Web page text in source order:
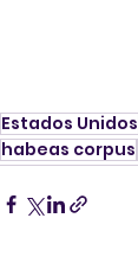
Estados Unidos
habeas corpus